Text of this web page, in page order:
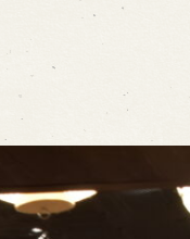
ムから予約
人情報ページへ移動します